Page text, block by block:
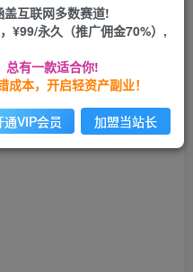
登陆后购买，可保存购买订单
互联网多数赛道!
¥99/永久（推广佣金70%）,
总有一款适合你!
本，开启轻资产副业！
通VIP会员 加盟当站长